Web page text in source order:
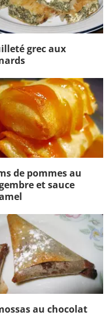
grec aux
de pommes au
et sauce
au chocolat